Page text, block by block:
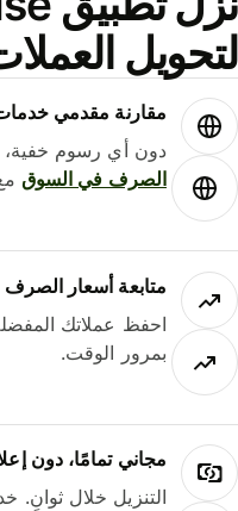
العملات
مقارنة مقدمي خدمات
دون أي رسوم خفية،
الصرف في السوقمع Wise.
متابعة أسعار الصرف
احفظ عملاتك
بمرور الوقت.
مجاني تمامًا، دون
التنزيل خلال ثوانٍ.